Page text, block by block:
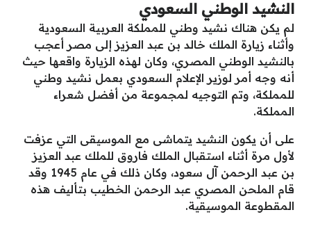
النشيد الوطني السعودي
لم يكن هناك نشيد وطني للمملكة العربية السعودية
وأثناء زيارة الملك خالد بن عبد العزيز إلى مصر أعجب
بالنشيد الوطني المصري، وكان لهذه الزيارة واقعها حيث
أنه وجه أمر لوزير الإعلام السعودي بعمل نشيد وطني
للمملكة، وتم التوجيه لمجموعة من أفضل شعراء
المملكة.
على أن يكون النشيد يتماشى مع الموسيقى التي عزفت
لأول مرة أثناء استقبال الملك فاروق للملك عبد العزيز
بن عبد الرحمن آل سعود، وكان ذلك في عام 1945 وقد
قام الملحن المصري عبد الرحمن الخطيب بتأليف هذه
المقطوعة الموسيقية.